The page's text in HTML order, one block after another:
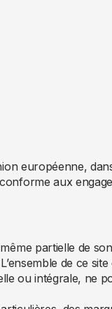
européenne,
aux
partielle de
de ce
ou intégrale, ne